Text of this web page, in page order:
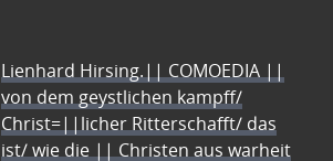
Lienhard Hirsing.|| COMOEDIA ||
von dem geystlichen kampff/
Christ=||licher Ritterschafft/ das
ist/ wie die || Christen aus warheit